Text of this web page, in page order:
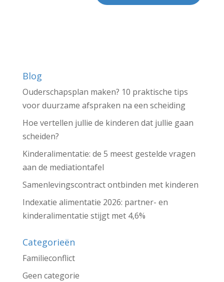
Blog
Ouderschapsplan maken? 10 praktische tips
voor duurzame afspraken na een scheiding
Hoe vertellen jullie de kinderen dat jullie gaan
scheiden?
Kinderalimentatie: de 5 meest gestelde vragen
aan de mediationtafel
Samenlevingscontract ontbinden met kinderen
Indexatie alimentatie 2026: partner- en
kinderalimentatie stijgt met 4,6%
Categorieën
Familieconflict
Geen categorie